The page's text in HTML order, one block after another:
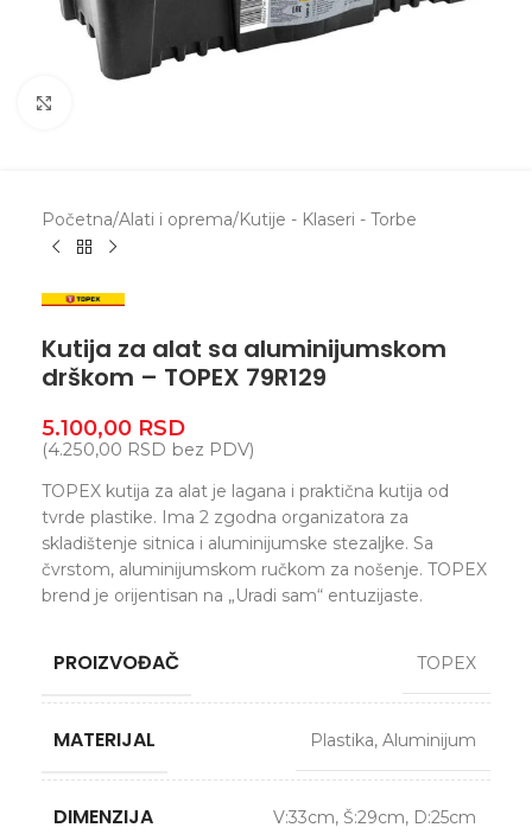
Početna/Alati i oprema/Kutije - Klaseri - Torbe
Kutija za alat sa aluminijumskom
drškom – TOPEX 79R129
5.100,00 RSD
(4.250,00 RSD bez PDV)
TOPEX kutija za alat je lagana i praktična kutija od
tvrde plastike. Ima 2 zgodna organizatora za
skladištenje sitnica i aluminijumske stezaljke. Sa
čvrstom, aluminijumskom ručkom za nošenje. TOPEX
brend je orijentisan na „Uradi sam“ entuzijaste.
PROIZVOĐAČ TOPEX
MATERIJAL Plastika, Aluminijum
DIMENZIJA V:33cm, Š:29cm, D:25cm